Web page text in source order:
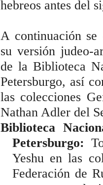
hebreos antes del
A continuación se
su versión judeo-
de la Biblioteca
Petersburgo, así
las colecciones
Nathan Adler del
Biblioteca
Petersburgo:
Yeshu en las
Federación de